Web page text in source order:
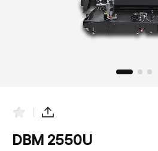
찾
기
공
하
기
DBM 2550U